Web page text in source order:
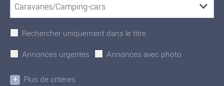
Rechercher uniquement dans le titre
Annonces urgentes
Annonces avec photo
+ Plus de critères